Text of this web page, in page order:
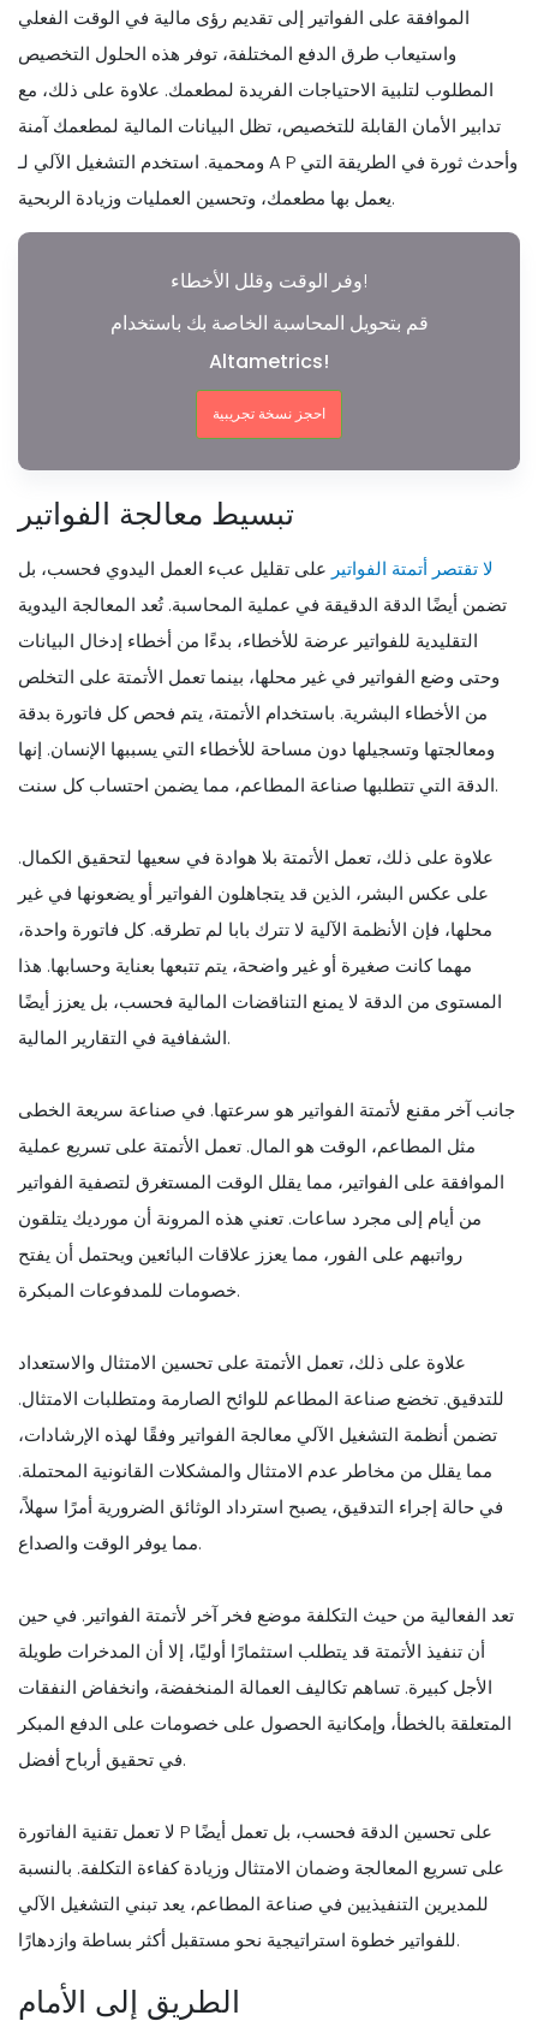
الموافقة على الفواتير إلى تقديم رؤى مالية في الوقت الفعلي
واستيعاب طرق الدفع المختلفة، توفر هذه الحلول التخصيص
المطلوب لتلبية الاحتياجات الفريدة لمطعمك. علاوة على ذلك، مع
تدابير الأمان القابلة للتخصيص، تظل البيانات المالية لمطعمك آمنة
ومحمية. استخدم التشغيل الآلي لـ A P وأحدث ثورة في الطريقة التي
يعمل بها مطعمك، وتحسين العمليات وزيادة الربحية.
وفر الوقت وقلل الأخطاء!
قم بتحويل المحاسبة الخاصة بك باستخدام
Altametrics!
احجز نسخة تجريبية
تبسيط معالجة الفواتير
لا تقتصر أتمتة الفواتير على تقليل عبء العمل اليدوي فحسب، بل
تضمن أيضًا الدقة الدقيقة في عملية المحاسبة. تُعد المعالجة اليدوية
التقليدية للفواتير عرضة للأخطاء، بدءًا من أخطاء إدخال البيانات
وحتى وضع الفواتير في غير محلها، بينما تعمل الأتمتة على التخلص
من الأخطاء البشرية. باستخدام الأتمتة، يتم فحص كل فاتورة بدقة
ومعالجتها وتسجيلها دون مساحة للأخطاء التي يسببها الإنسان. إنها
الدقة التي تتطلبها صناعة المطاعم، مما يضمن احتساب كل سنت.
علاوة على ذلك، تعمل الأتمتة بلا هوادة في سعيها لتحقيق الكمال.
على عكس البشر، الذين قد يتجاهلون الفواتير أو يضعونها في غير
محلها، فإن الأنظمة الآلية لا تترك بابا لم تطرقه. كل فاتورة واحدة،
مهما كانت صغيرة أو غير واضحة، يتم تتبعها بعناية وحسابها. هذا
المستوى من الدقة لا يمنع التناقضات المالية فحسب، بل يعزز أيضًا
الشفافية في التقارير المالية.
جانب آخر مقنع لأتمتة الفواتير هو سرعتها. في صناعة سريعة الخطى
مثل المطاعم، الوقت هو المال. تعمل الأتمتة على تسريع عملية
الموافقة على الفواتير، مما يقلل الوقت المستغرق لتصفية الفواتير
من أيام إلى مجرد ساعات. تعني هذه المرونة أن مورديك يتلقون
رواتبهم على الفور، مما يعزز علاقات البائعين ويحتمل أن يفتح
خصومات للمدفوعات المبكرة.
علاوة على ذلك، تعمل الأتمتة على تحسين الامتثال والاستعداد
للتدقيق. تخضع صناعة المطاعم للوائح الصارمة ومتطلبات الامتثال.
تضمن أنظمة التشغيل الآلي معالجة الفواتير وفقًا لهذه الإرشادات،
مما يقلل من مخاطر عدم الامتثال والمشكلات القانونية المحتملة.
في حالة إجراء التدقيق، يصبح استرداد الوثائق الضرورية أمرًا سهلاً،
مما يوفر الوقت والصداع.
تعد الفعالية من حيث التكلفة موضع فخر آخر لأتمتة الفواتير. في حين
أن تنفيذ الأتمتة قد يتطلب استثمارًا أوليًا، إلا أن المدخرات طويلة
الأجل كبيرة. تساهم تكاليف العمالة المنخفضة، وانخفاض النفقات
المتعلقة بالخطأ، وإمكانية الحصول على خصومات على الدفع المبكر
في تحقيق أرباح أفضل.
لا تعمل تقنية الفاتورة P على تحسين الدقة فحسب، بل تعمل أيضًا
على تسريع المعالجة وضمان الامتثال وزيادة كفاءة التكلفة. بالنسبة
للمديرين التنفيذيين في صناعة المطاعم، يعد تبني التشغيل الآلي
للفواتير خطوة استراتيجية نحو مستقبل أكثر بساطة وازدهارًا.
الطريق إلى الأمام